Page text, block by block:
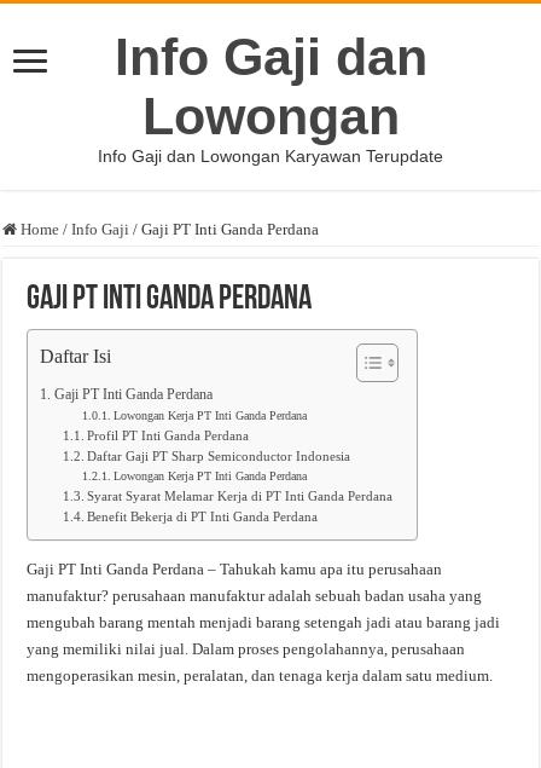
Info Gaji dan
Lowongan
Info Gaji dan Lowongan Karyawan Terupdate
Home / Info Gaji / Gaji PT Inti Ganda Perdana
Gaji PT Inti Ganda Perdana
Daftar Isi
Gaji PT Inti Ganda Perdana
Lowongan Kerja PT Inti Ganda Perdana
Profil PT Inti Ganda Perdana
Daftar Gaji PT Sharp Semiconductor Indonesia
Lowongan Kerja PT Inti Ganda Perdana
Syarat Syarat Melamar Kerja di PT Inti Ganda Perdana
Benefit Bekerja di PT Inti Ganda Perdana
Gaji PT Inti Ganda Perdana – Tahukah kamu apa itu perusahaan
manufaktur? perusahaan manufaktur adalah sebuah badan usaha yang
mengubah barang mentah menjadi barang setengah jadi atau barang jadi
yang memiliki nilai jual. Dalam proses pengolahannya, perusahaan
mengoperasikan mesin, peralatan, dan tenaga kerja dalam satu medium.